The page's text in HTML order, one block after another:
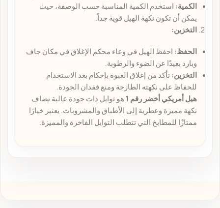
الكمية: استخدم الكمية المناسبة حسب الوصفة، حيث
يمكن أن تكون نكهة الهيل قوية جداً.
التخزين:
الحفظ: احفظ الهيل في وعاء محكم الإغلاق في مكان جاف
وبارد بعيدًا عن الضوء والرطوبة.
التخزين:تأكد من إغلاق العبوة بإحكام بعد الاستخدام
للحفاظ على نكهته الطازجة ومنع فقدان الجودة.
هيل أمريكي أخضر رقم 1
هو توابل ذات جودة عالية تضاف
نكهة مميزة وعطرية إلى الأطباق والمشروبات. يعتبر خيارًا
ممتازًا للمطابخ التي تتطلب التوابل الفاخرة والمميزة.